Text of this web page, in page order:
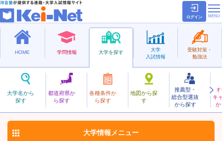
ログイン
HOME 学問情報 大学を探す
大学名から
探す
都道府県か
ら探す
各種条件か
ら探す
地図から探
す
推薦型・
総合型選抜
から探す
キ
か
大学
入試情報
受験対策・
勉強法
私立
じょしびじゅつ
女子美術大学 お気に入り
大学情報 メニュー